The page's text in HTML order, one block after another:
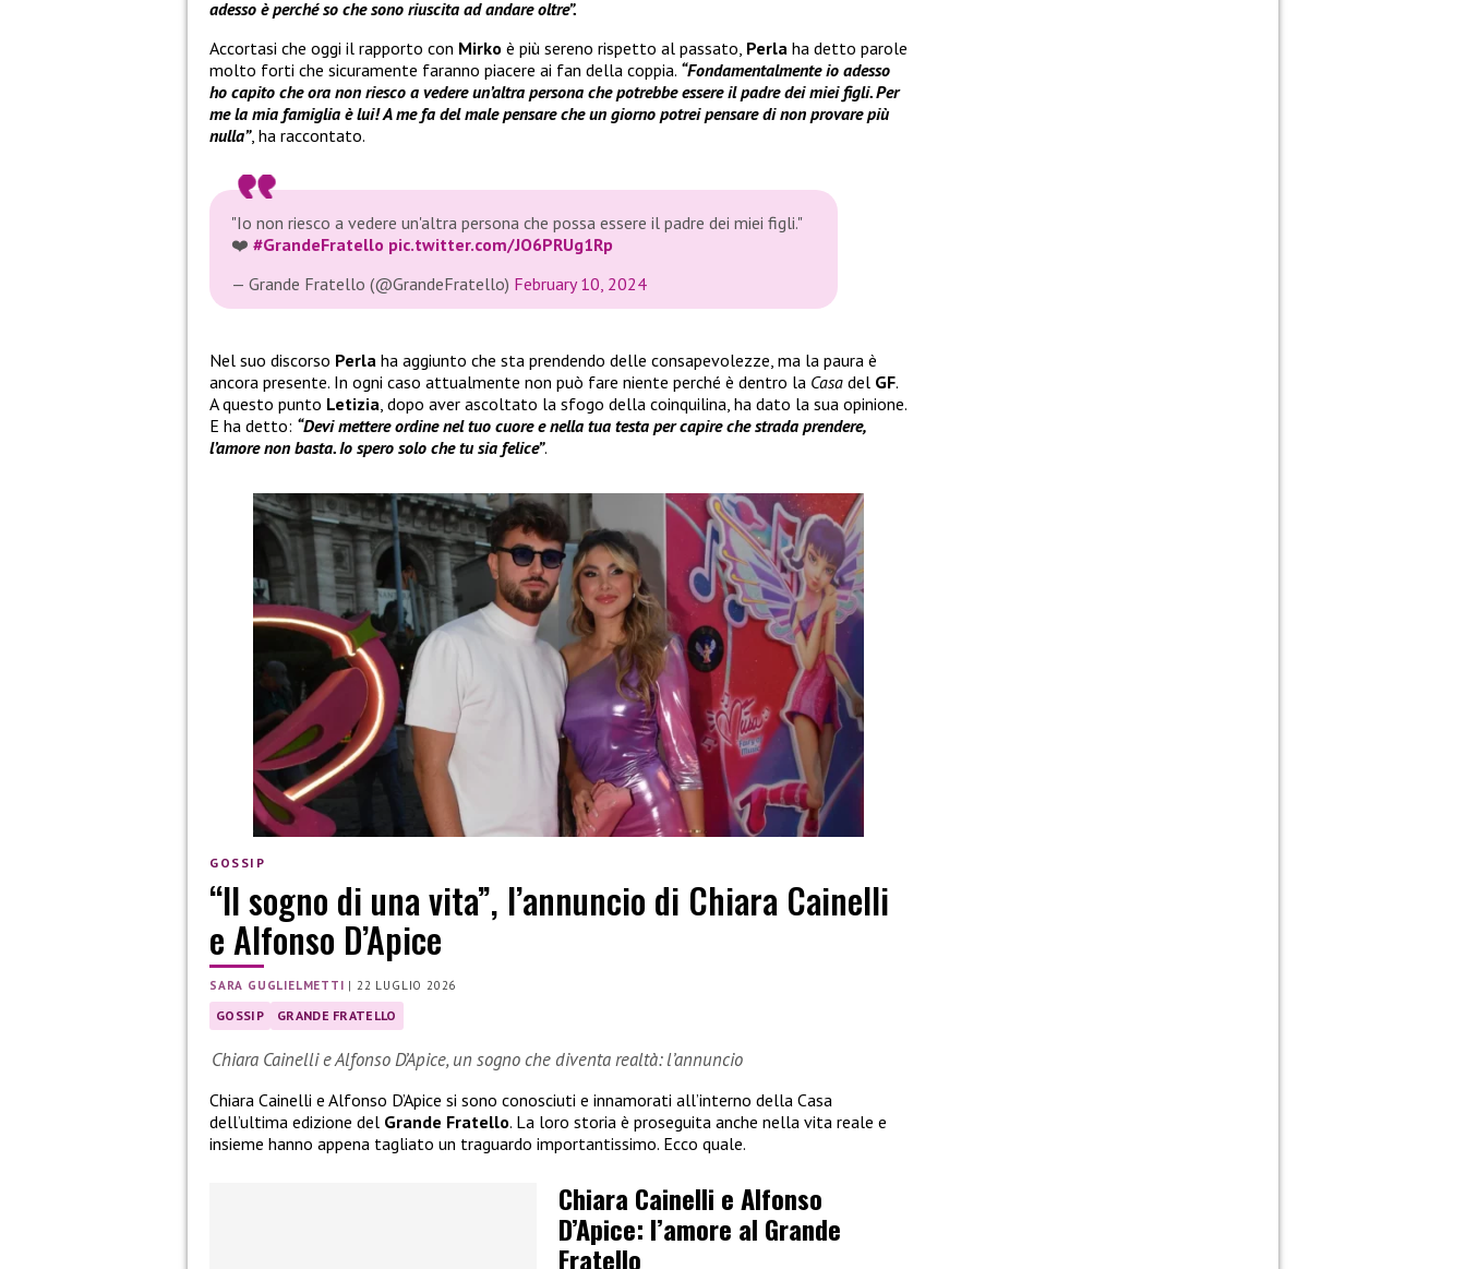
adesso è perché so che sono riuscita ad andare oltre”.
Accortasi che oggi il rapporto con Mirko è più sereno rispetto al passato, Perla ha detto parole
molto forti che sicuramente faranno piacere ai fan della coppia. “Fondamentalmente io adesso
ho capito che ora non riesco a vedere un’altra persona che potrebbe essere il padre dei miei figli. Per
me la mia famiglia è lui! A me fa del male pensare che un giorno potrei pensare di non provare più
nulla”, ha raccontato.
"Io non riesco a vedere un'altra persona che possa essere il padre dei miei figli."
❤️ #GrandeFratello pic.twitter.com/JO6PRUg1Rp
— Grande Fratello (@GrandeFratello) February 10, 2024
Nel suo discorso Perla ha aggiunto che sta prendendo delle consapevolezze, ma la paura è
ancora presente. In ogni caso attualmente non può fare niente perché è dentro la Casa del GF.
A questo punto Letizia , dopo aver ascoltato la sfogo della coinquilina, ha dato la sua opinione.
E ha detto: “Devi mettere ordine nel tuo cuore e nella tua testa per capire che strada prendere,
l’amore non basta. Io spero solo che tu sia felice”.
GOSSIP
“Il sogno di una vita”, l’annuncio di Chiara Cainelli
e Alfonso D’Apice
SARA GUGLIELMETTI |22 LUGLIO 2026
GOSSIP GRANDE FRATELLO
Chiara Cainelli e Alfonso D’Apice, un sogno che diventa realtà: l’annuncio
Chiara Cainelli e Alfonso D’Apice si sono conosciuti e innamorati all’interno della Casa
dell’ultima edizione del Grande Fratello. La loro storia è proseguita anche nella vita reale e
insieme hanno appena tagliato un traguardo importantissimo. Ecco quale.
Chiara Cainelli e Alfonso
D’Apice: l’amore al Grande
Fratello